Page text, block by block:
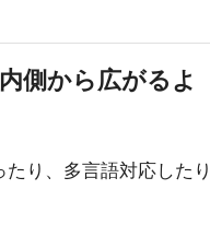
側から広がるよ
たり、多言語対応した